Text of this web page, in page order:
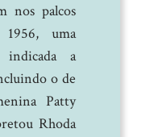
nos palcos
uma
indicada a
o de
Patty
Rhoda